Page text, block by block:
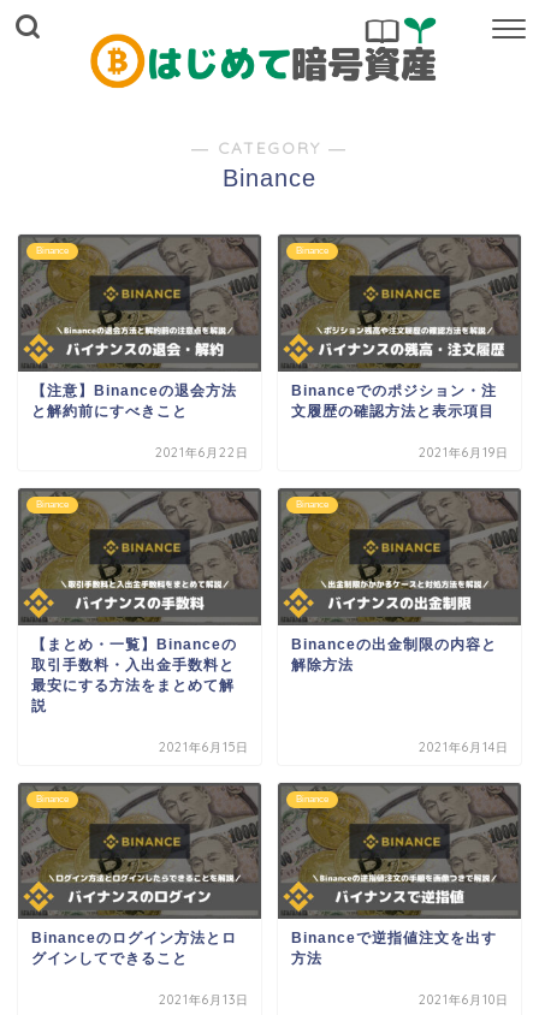
― CATEGORY ―
Binance
Binance
【注意】Binanceの退会方法
と解約前にすべきこと
2021年6月22日
Binance
Binanceでのポジション・注
文履歴の確認方法と表示項目
2021年6月19日
Binance
【まとめ・一覧】Binanceの
取引手数料・入出金手数料と
最安にする方法をまとめて解
説
2021年6月15日
Binance
Binanceの出金制限の内容と
解除方法
2021年6月14日
Binance
Binanceのログイン方法とロ
グインしてできること
2021年6月13日
Binance
Binanceで逆指値注文を出す
方法
2021年6月10日